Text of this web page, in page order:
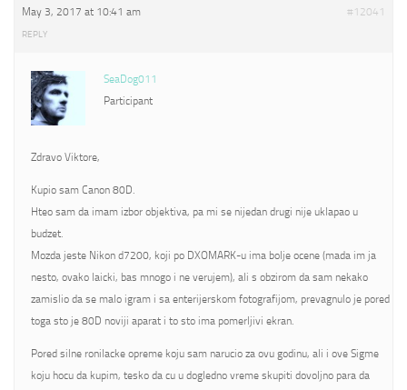
May 3, 2017 at 10:41 am #12041
REPLY
SeaDog011
Participant
Zdravo Viktore,
Kupio sam Canon 80D.
Hteo sam da imam izbor objektiva, pa mi se nijedan drugi nije uklapao u
budzet.
Mozda jeste Nikon d7200, koji po DXOMARK-u ima bolje ocene (mada im ja
nesto, ovako laicki, bas mnogo i ne verujem), ali s obzirom da sam nekako
zamislio da se malo igram i sa enterijerskom fotografijom, prevagnulo je pored
toga sto je 80D noviji aparat i to sto ima pomerljivi ekran.
Pored silne ronilacke opreme koju sam narucio za ovu godinu, ali i ove Sigme
koju hocu da kupim, tesko da cu u dogledno vreme skupiti dovoljno para da